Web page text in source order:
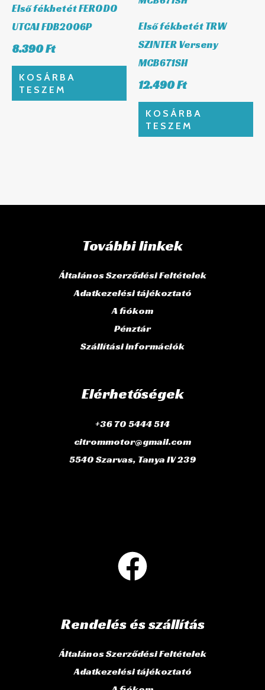
Első fékbetét FERODO
UTCAI FDB2006P
8.390Ft
KOSÁRBA
TESZEM
Első fékbetét TRW
SZINTER Verseny
MCB671SH
12.490Ft
KOSÁRBA
TESZEM
További linkek
Általános Szerződési Feltételek
Adatkezelési tájékoztató
A fiókom
Pénztár
Szállítási információk
Elérhetőségek
+36 70 5444 514
citrommotor@gmail.com
5540 Szarvas, Tanya IV 239
Rendelés és szállítás
Általános Szerződési Feltételek
Adatkezelési tájékoztató